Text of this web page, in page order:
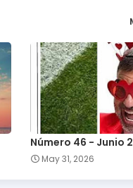
Número 46 - Junio
May 31, 2026